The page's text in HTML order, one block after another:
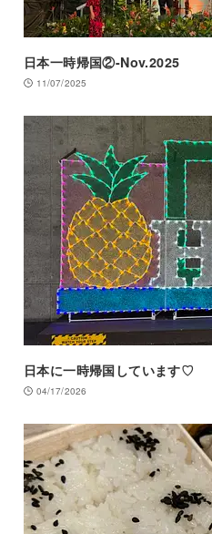
日本一時帰国②-Nov.2025
11/07/2025
日本に一時帰国しています♡
04/17/2026